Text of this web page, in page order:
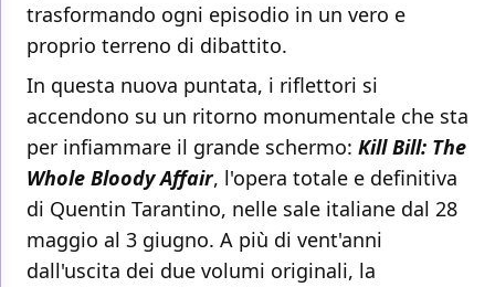
trasformando ogni episodio in un vero e
proprio terreno di dibattito.
In questa nuova puntata, i riflettori si
accendono su un ritorno monumentale che sta
per infiammare il grande schermo: Kill Bill: The
Whole Bloody Affair, l'opera totale e definitiva
di Quentin Tarantino, nelle sale italiane dal 28
maggio al 3 giugno. A più di vent'anni
dall'uscita dei due volumi originali, la